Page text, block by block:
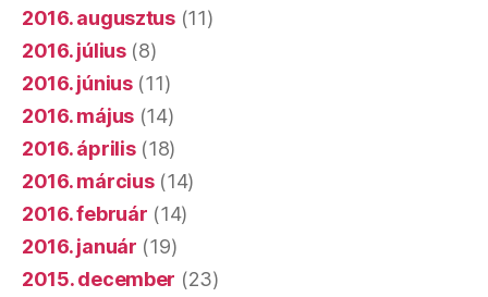
2016. augusztus(11)
2016. július(8)
2016. június(11)
2016. május (14)
2016. április(18)
2016. március(14)
2016. február (14)
2016. január (19)
2015. december (23)